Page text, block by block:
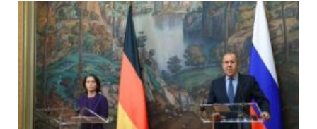
o
o
k
e
r
g
r